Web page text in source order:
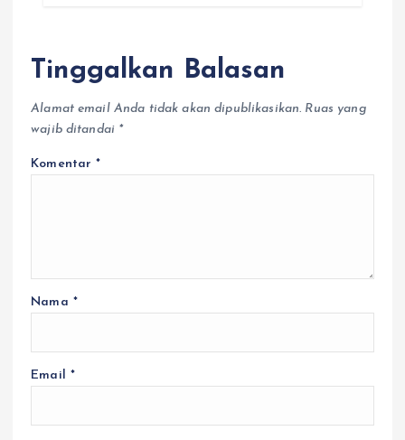
Tinggalkan Balasan
Alamat email Anda tidak akan dipublikasikan. Ruas yang
wajib ditandai *
Komentar*
Nama *
Email *